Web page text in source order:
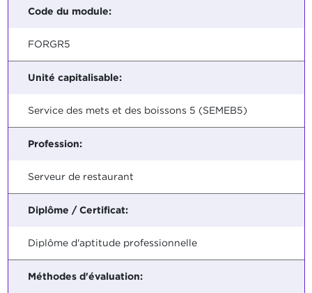
Code du module:
FORGR5
Unité capitalisable:
Service des mets et des boissons 5 (SEMEB5)
Profession:
Serveur de restaurant
Diplôme / Certificat:
Diplôme d'aptitude professionnelle
Méthodes d'évaluation: